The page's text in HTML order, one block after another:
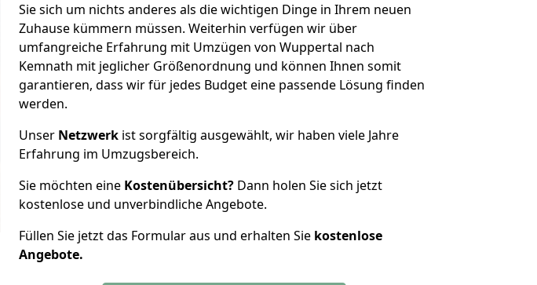
Sie sich um nichts anderes als die wichtigen Dinge in Ihrem neuen
Zuhause kümmern müssen. Weiterhin verfügen wir über
umfangreiche Erfahrung mit Umzügen von Wuppertal nach
Kemnath mit jeglicher Größenordnung und können Ihnen somit
garantieren, dass wir für jedes Budget eine passende Lösung finden
werden.
Unser Netzwerk ist sorgfältig ausgewählt, wir haben viele Jahre
Erfahrung im Umzugsbereich.
Sie möchten eine Kostenübersicht? Dann holen Sie sich jetzt
kostenlose und unverbindliche Angebote.
Füllen Sie jetzt das Formular aus und erhalten Sie kostenlose
Angebote.